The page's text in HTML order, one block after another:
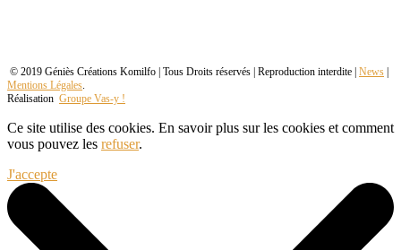
© 2019 Géniès Créations Komilfo | Tous Droits réservés | Reproduction interdite | News
Mentions Légales.
Réalisation Groupe Vas-y !
Ce site utilise des cookies. En savoir plus sur les cookies et comment
vous pouvez les refuser.
J'accepte